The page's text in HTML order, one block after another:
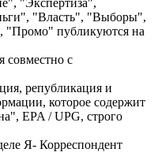
"Экспертиза",
"Власть", "Выборы",
"Промо" публикуются на
совместно с
републикация и
которое содержит
EPA / UPG, строго
Я- Корреспондент